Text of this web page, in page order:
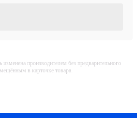
производителем без предварительного
в карточке товара.